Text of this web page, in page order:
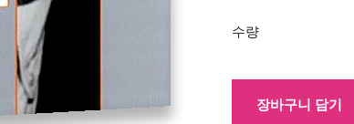
수량
장바구니 담기